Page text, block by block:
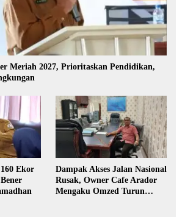
Meriah 2027, Prioritaskan Pendidikan,
Ekor
Dampak Akses Jalan Nasional
Rusak, Owner Cafe Arador
Mengaku Omzed Turun